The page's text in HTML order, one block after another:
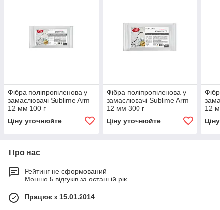
Фібра поліпропіленова у
замаслювачі Sublime Arm
12 мм 100 г
Ціну уточнюйте
Фібра поліпропіленова у
замаслювачі Sublime Arm
12 мм 300 г
Ціну уточнюйте
12
Про нас
Рейтинг не сформований
Менше 5 відгуків за останній рік
Працює з 15.01.2014